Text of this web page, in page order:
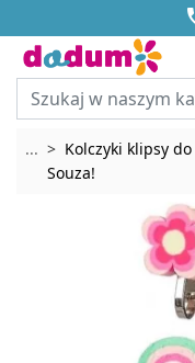

... Rozwiń breadcrumbs
Kolczyki klipsy
Souza!